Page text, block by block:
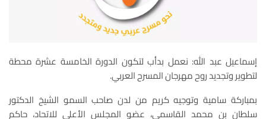
إسماعيل عبد الله: نعمل بدأب لتكون الدورة الخامسة عشرة محطة
لتطوير وتجديد روح مهرجان المسرح العربي.
بمباركة سامية وتوجيه كريم من لدن صاحب السمو الشيخ الدكتور
سلطان بن محمد القاسمي، عضو المجلس الأعلى للاتحاد، حاكم